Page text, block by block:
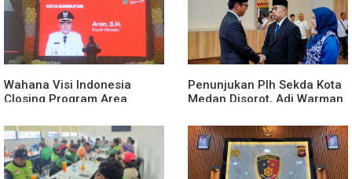
Polsek Entikong Gagalkan
Peredaran Sabu 151,76
Gram di Perbatasan
Kunker Perdana ke
Entikong, Kapolres Sanggau:
Keamanan Perbatasan
Tanggung Jawab Bersama
Wahana Visi Indonesia
Closing Program Area
Penunjukan Plh Sekda Kota
Medan Disorot, Adi Warman
Komitmen terhadap Sistem
Merit